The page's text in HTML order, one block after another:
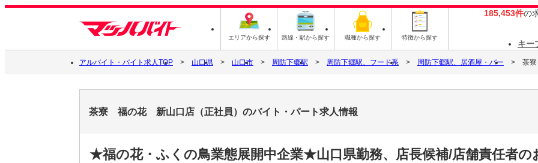
エリアから探す 路線・駅から探す 職種から探す 特徴から探す
185,453件の
キー
アルバイト・バイト求人TOP 山口県 山口市 周防下郷駅 周防下郷駅、フード系 周防下郷駅、居酒屋・バー 茶
茶寮 福の花 新山口店（正社員）のバイト・パート求人情報
★福の花・ふくの鳥業態展開中企業★山口県勤務、店長候補/店舗責任者